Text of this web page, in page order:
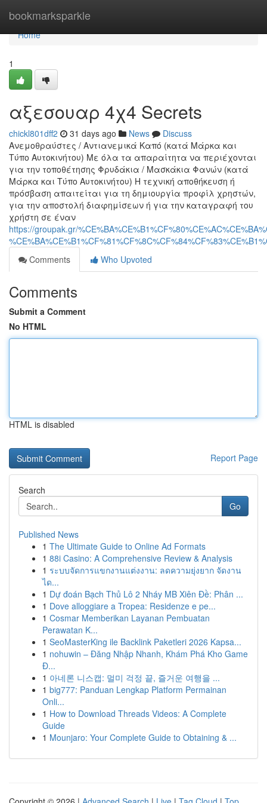
bookmarksparkle
Home
Home
1
αξεσουαρ 4χ4 Secrets
chickl801dff2 31 days ago News
Discuss
Ανεμοθραύστες / Αντιανεμικά Καπό (κατά Μάρκα και
Τύπο Αυτοκινήτου) Με όλα τα απαραίτητα να περιέχονται
για την τοποθέτησης Φρυδάκια / Μασκάκια Φανών (κατά
Μάρκα και Τύπο Αυτοκινήτου) Η τεχνική αποθήκευση ή
πρόσβαση απαιτείται για τη δημιουργία προφίλ χρηστών,
για την αποστολή διαφημίσεων ή για την καταγραφή του
χρήστη σε έναν
https://groupak.gr/
Comments
Who Upvoted
Comments
Submit a Comment
No HTML
HTML is disabled
Report Page
Search
Go
Published News
1 The Ultimate Guide to Online Ad Formats
1 88i Casino: A Comprehensive Review & Analysis
1 ระบบจัดการแขกงานแต่งงาน: ลดความยุ่งยาก จัดงาน
ได...
1 Dự đoán Bạch Thủ Lô 2 Nháy MB Xiên Đề: Phân ...
1 Dove alloggiare a Tropea: Residenze e pe...
1 Cosmar Memberikan Layanan Pembuatan
Perawatan K...
1 SeoMasterKing ile Backlink Paketleri 2026 Kapsa...
1 nohuwin – Đăng Nhập Nhanh, Khám Phá Kho Game
Đ...
1 아네론 니스캡: 멀미 걱정 끝, 즐거운 여행을 ...
1 big777: Panduan Lengkap Platform Permainan
Onli...
1 How to Download Threads Videos: A Complete
Guide
1 Mounjaro: Your Complete Guide to Obtaining & ...